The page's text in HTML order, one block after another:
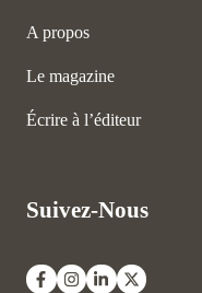
A propos
Le magazine
Écrire à l’éditeur
Suivez-Nous